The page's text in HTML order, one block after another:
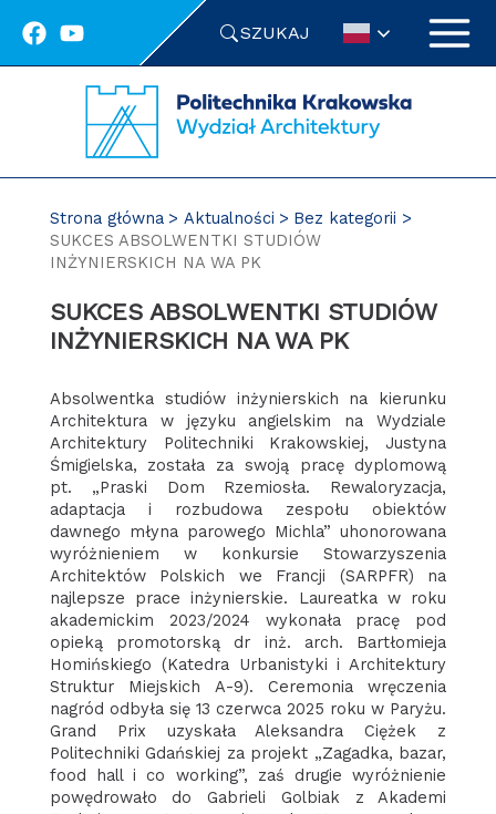
SZUKAJ
Strona główna Aktualności
Bez kategorii
SUKCES ABSOLWENTKI STUDIÓW
INŻYNIERSKICH NA WA PK
SUKCES ABSOLWENTKI STUDIÓW
INŻYNIERSKICH NA WA PK
Absolwentka studiów inżynierskich na kierunku
Architektura w języku angielskim na Wydziale
Architektury Politechniki Krakowskiej, Justyna
Śmigielska, została za swoją pracę dyplomową
pt. „Praski Dom Rzemiosła. Rewaloryzacja,
adaptacja i rozbudowa zespołu obiektów
dawnego młyna parowego Michla” uhonorowana
wyróżnieniem w konkursie Stowarzyszenia
Architektów Polskich we Francji (SARPFR) na
najlepsze prace inżynierskie. Laureatka w roku
akademickim 2023/2024 wykonała pracę pod
opieką promotorską dr inż. arch. Bartłomieja
Homińskiego (Katedra Urbanistyki i Architektury
Struktur Miejskich A-9). Ceremonia wręczenia
nagród odbyła się 13 czerwca 2025 roku w Paryżu.
Grand Prix uzyskała Aleksandra Ciężek z
Politechniki Gdańskiej za projekt „Zagadka, bazar,
food hall i co working”, zaś drugie wyróżnienie
powędrowało do Gabrieli Golbiak z Akademi